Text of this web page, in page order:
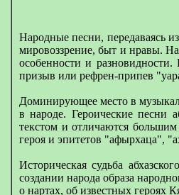
Народные песни, передаваясь
мировоззрение, быт и нравы.
особенности и
призыв или рефрен-припев
Доминирующее место в
в народе. Героические песни
текстом и отличаются
героя и эпитетов "афырхаца",
Историческая судьба
создании народа образа
о нартах, об известных